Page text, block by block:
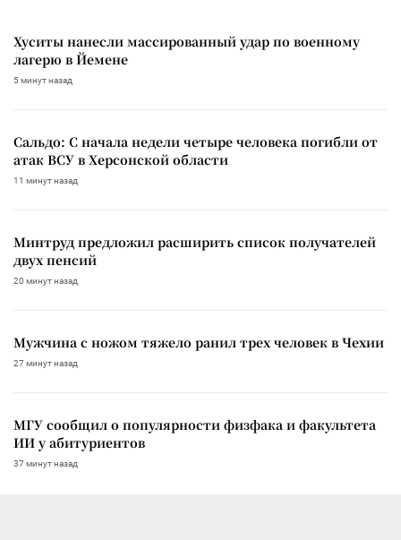
Хуситы нанесли массированный удар по военному
лагерю в Йемене
5 минут назад
Сальдо: С начала недели четыре человека погибли от
атак ВСУ в Херсонской области
11 минут назад
Минтруд предложил расширить список получателей
двух пенсий
20 минут назад
Мужчина с ножом тяжело ранил трех человек в Чехии
27 минут назад
МГУ сообщил о популярности физфака и факультета
ИИ у абитуриентов
37 минут назад